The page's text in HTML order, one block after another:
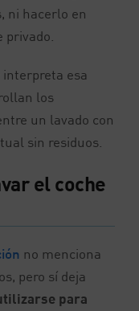
ni hacerlo en
interpreta esa
los
un lavado con
sin residuos.
el coche
no menciona
pero sí deja
para